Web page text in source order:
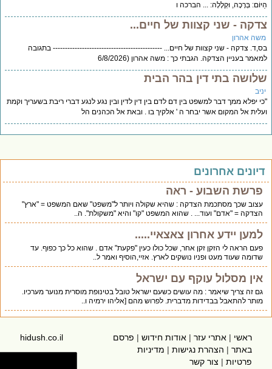
הַיּוֹם: בְּרָכָה, וּקְלָלָה: ... הברכה ו
צדקה - שני קצוות של חיים...
משה אהרון
בס,ד. צדקה - שני קצוות של חיים... --------------------------------------------- בתגובה
למאמר בעניין הצדקה. הגבתי כך : משה אהרון (6/8/2026
שלושה בתי דין בהר הבית
יניב
"כי יפלא ממך דבר למשפט בין דם לדם בין דין לדין ובין נגע לנגע דברי ריבת בשעריך וקמת
ועלית אל המקום אשר יבחר ה ' אלקיך בו . ובאת אל הכהנים הל
דיונים אחרונים
פרשת השבוע - ראה
עצוב שכך מסתכמת הצדקה : שהיא שקולה ויותר ל"משפט" שאם המשפט = "ארץ"
הצדקה = "אדם" ועוד... . שהוא המשפט "קו" והיא "משקולת". ה..
למען יידע אחרון צאצאיי.....
פעם הראה לי הזקן זקן אחר, שכל כולו כעין "פקעת" אדם . שהוא כל כך כפוף. עד
שדומה שעוד מעט ופניו נושקים לארץ. אזיי,הוסיף ואמר ל..
אין מסלול עוקף עם ישראל
גם זה צריך שיאמר : מה עושים כשעם ישראל טובל בטינופת מוסרית מנוער מערכיו.
מותר להתאבל בבדידות מדברית. לפרוש מהם [אליהו ירמיה ו..
ראשי | אתרי עזר | אודות חידוש | פרסם
באתר | הצהרת נגישות | מדיניות
פרטיות | צור קשר
hidush.co.il